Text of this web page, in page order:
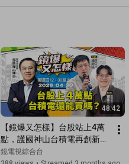
48:42
【鏡爆又怎樣】台股站上4萬
點，護國神山台積電再創新
高，AI狂潮暗藏財富自由玄
鏡電視綜合台